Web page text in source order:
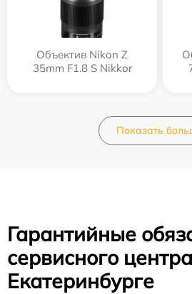
Объектив Nikon Z
35mm F1.8 S Nikkor
Показать
Гарантийные
сервисного
Екатеринбурге